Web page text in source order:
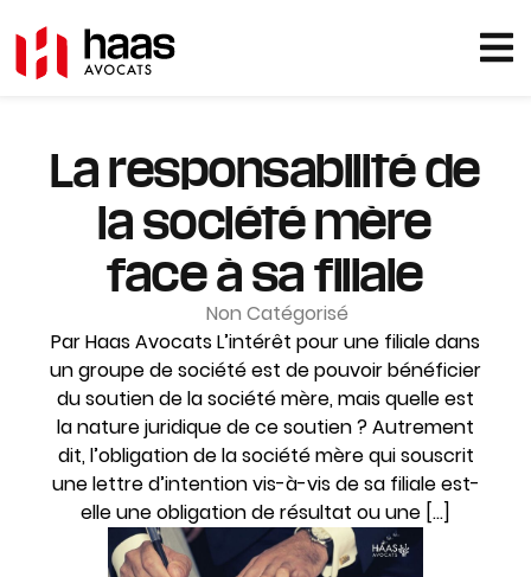
La responsabilité de
la société mère
face à sa filiale
Non Catégorisé
Par Haas Avocats L’intérêt pour une filiale dans
un groupe de société est de pouvoir bénéficier
du soutien de la société mère, mais quelle est
la nature juridique de ce soutien ? Autrement
dit, l’obligation de la société mère qui souscrit
une lettre d’intention vis-à-vis de sa filiale est-
elle une obligation de résultat ou une […]